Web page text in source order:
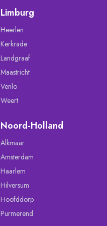
Limburg
Heerlen
Kerkrade
Landgraaf
Maastricht
Venlo
Weert
Noord-Holland
Alkmaar
Amsterdam
Haarlem
Hilversum
Hoofddorp
Purmerend